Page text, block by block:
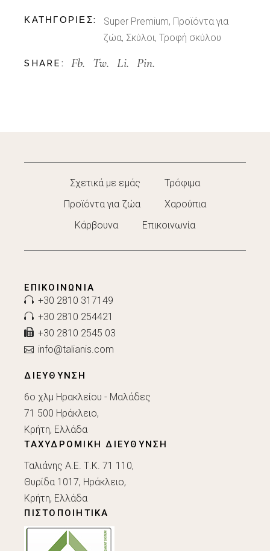
ΚΑΤΗΓΟΡΊΕΣ: Super Premium, Προϊόντα για
ζώα, Σκύλοι,Τροφή σκύλου
SHARE: Fb. Tw. Li. Pin.
Σχετικά με εμάς
Τρόφιμα
Προϊόντα για ζώα
Χαρούπια
Κάρβουνα
Επικοινωνία
ΕΠΙΚΟΙΝΩΝΊΑ
+30 2810 317149
+30 2810 254421
+30 2810 2545 03
info@talianis.com
ΔΙΕΥΘΥΝΣΗ
6ο χλμ Ηρακλείου - Μαλάδες
71 500 Ηράκλειο,
Κρήτη, Ελλάδα
ΤΑΧΥΔΡΟΜΙΚΗ ΔΙΕΥΘΥΝΣΗ
Ταλιάνης Α.Ε. Τ.Κ. 71 110,
Θυρίδα 1017, Ηράκλειο,
Κρήτη, Ελλάδα
ΠΙΣΤΟΠΟΙΗΤΙΚΑ